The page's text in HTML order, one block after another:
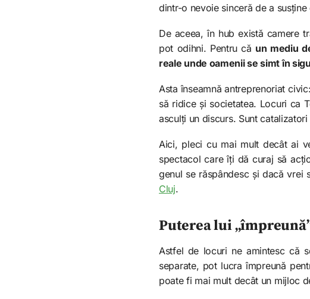
dintr-o nevoie sinceră de a
De aceea, în hub există camere
pot odihni. Pentru că un mediu
reale unde oamenii se simt în
Asta înseamnă antreprenoriat
să ridice și societatea. Locuri ca
asculți un discurs. Sunt
Aici, pleci cu mai mult decât ai
spectacol care îți dă curaj să
genul se răspândesc și dacă vrei
Cluj.
Puterea lui
Astfel de locuri ne amintesc că
separate, pot lucra împreună
poate fi mai mult decât un mijloc